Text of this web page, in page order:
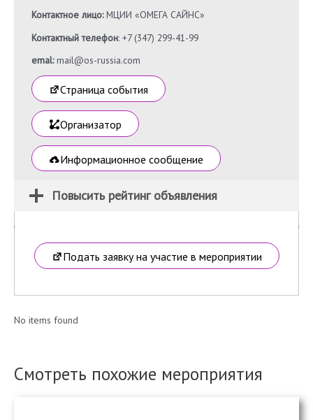
Контактное лицо:МЦИИ «ОМЕГА САЙНС»
Контактный телефон: +7 (347) 299-41-99
emal:mail@os-russia.com
Страница события
Организатор
Информационное сообщение
Повысить рейтинг объявления
Подать заявку на участие в мероприятии
No items found
Смотреть похожие мероприятия